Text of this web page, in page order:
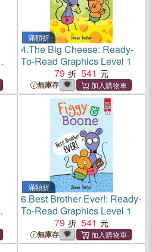
滿額折
4.The Big Cheese: Ready-
To-Read Graphics Level 1
79
541
無庫存
滿額折
6.Best Brother Ever!: Ready-
To-Read Graphics Level 1
79
541
無庫存